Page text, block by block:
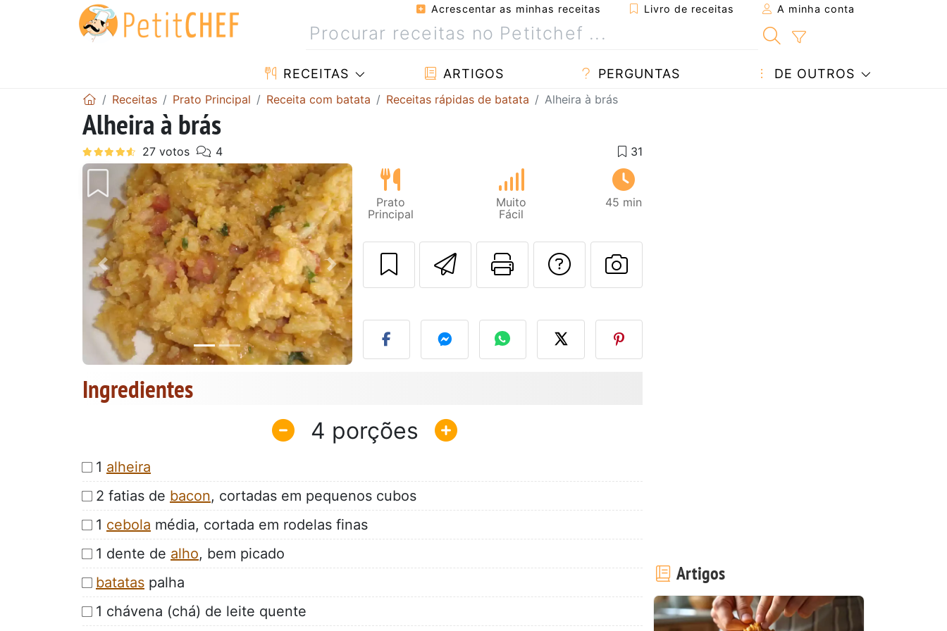
Acrescentar as minhas receitas Livro de receitas A minha conta
RECEITAS ARTIGOS PERGUNTAS DE OUTROS
Receitas Prato Principal Receita com batata Receitas rápidas de batata Alheira à brás
Alheira à brás
Anterior Next
Prato
Principal
Muito
Fácil
45 min
Enviar esta receita a um amigo
Imprima esta página
Falar com o autor da receita
Fez esta receita? Compartilhe
Ingredientes
4
1 alheira
2 fatias de bacon, cortadas em pequenos cubos
1 cebola média, cortada em rodelas finas
1 dente de alho, bem picado
batatas palha
1 chávena (chá) de leite quente
Artigos